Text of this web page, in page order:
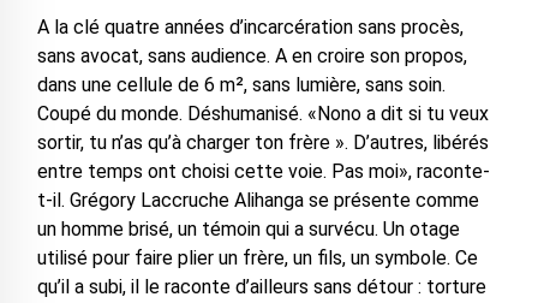
A la clé quatre années d’incarcération sans procès,
sans avocat, sans audience. A en croire son propos,
dans une cellule de 6 m², sans lumière, sans soin.
Coupé du monde. Déshumanisé. «Nono a dit si tu veux
sortir, tu n’as qu’à charger ton frère ». D’autres, libérés
entre temps ont choisi cette voie. Pas moi», raconte-
t-il. Grégory Laccruche Alihanga se présente comme
un homme brisé, un témoin qui a survécu. Un otage
utilisé pour faire plier un frère, un fils, un symbole. Ce
qu’il a subi, il le raconte d’ailleurs sans détour : torture